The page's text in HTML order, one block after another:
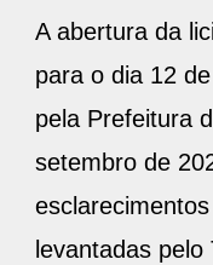
A abertura da
para o dia 12
pela Prefeitura
setembro de
levantadas